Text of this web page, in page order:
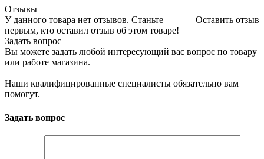
Отзывы
Оставить отзыв
У данного товара нет отзывов. Станьте
первым, кто оставил отзыв об этом товаре!
Задать вопрос
Вы можете задать любой интересующий вас вопрос по товару
или работе магазина.
Наши квалифицированные специалисты обязательно вам
помогут.
Задать вопрос